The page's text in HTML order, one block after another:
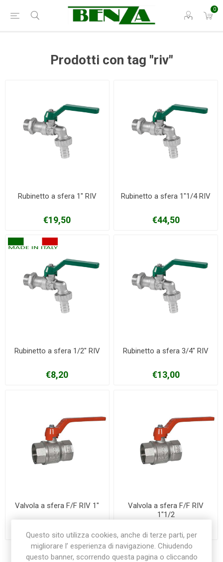
0
Prodotti con tag "riv"
Rubinetto a sfera 1" RIV
€19,50
Rubinetto a sfera 1"1/4 RIV
€44,50
Rubinetto a sfera 1/2" RIV
€8,20
Rubinetto a sfera 3/4" RIV
€13,00
Valvola a sfera F/F RIV 1"
€14,80
Valvola a sfera F/F RIV
1"1/2
Questo sito utilizza cookies, anche di terze parti, per
migliorare l’ esperienza di navigazione. Chiudendo
questo banner, scorrendo questa pagina o cliccando